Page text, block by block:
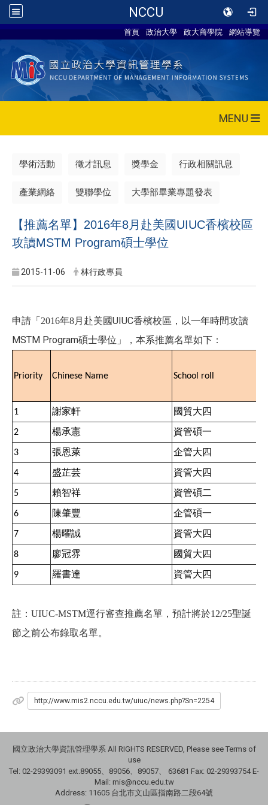
NCCU
首頁 政治大學 政大商學院 網站導覽
MENU
學術活動 徵才訊息 獎學金 行政相關訊息
產業網絡 雙聯學位 大學部畢業專題發表
【推薦名單】2016年8月赴美國UIUC香檳校區
攻讀MSTM Program碩士學位
2015-11-06 林行政專員
申請「2016年8月赴美國UIUC香檳校區，以一年時間攻讀
MSTM Program碩士學位」，本系推薦名單如下：
Priority Chinese Name School roll
1 謝家軒 國貿大四
2 楊承憲 資管碩一
3 張恩萊 企管大四
4 盛芷芸 資管大四
5 賴智祥 資管碩二
6 陳肇豐 企管碩一
7 楊曜誠 資管大四
8 廖冠雰 國貿大四
9 羅書達 資管大四
註： UIUC-MSTM逕行審查推薦名單，預計將於12/25聖誕
節之前公布錄取名單。
http://www.mis2.nccu.edu.tw/uiuc/news.php?Sn=2254
國立政治大學資訊管理學系 All RIGHTS RESERVED, Please see Terms of
use
Tel: 02-29393091 ext.89055、89056、89057、
63681 Fax: 02-29393754 E-
Mail: mis@nccu.edu.tw
Address: 11605 台北市文山區指南路二段64號